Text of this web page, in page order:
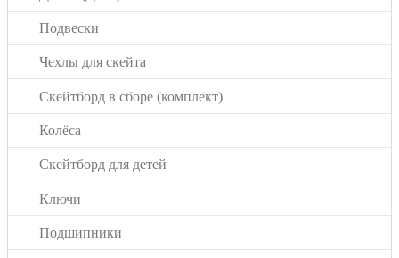
Подвески
Чехлы для скейта
Скейтборд в сборе (комплект)
Колёса
Скейтборд для детей
Ключи
Подшипники